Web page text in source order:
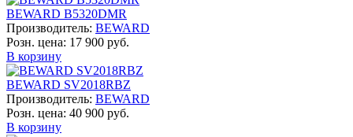
BEWARD B5320DMR
Производитель: BEWARD
Розн. цена: 17 900 руб.
В корзину
BEWARD SV2018RBZ
Производитель: BEWARD
Розн. цена: 40 900 руб.
В корзину